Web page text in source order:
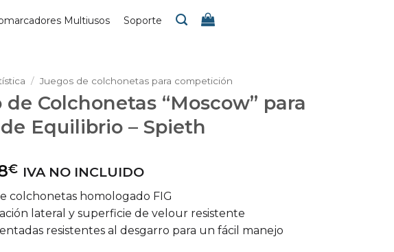
Multiusos Soporte
/ Juegos de colchonetas para competición
de Colchonetas “Moscow” para
Equilibrio – Spieth
€ IVA NO INCLUIDO
colchonetas homologado FIG
lateral y superficie de velour resistente
resistentes al desgarro para un fácil manejo